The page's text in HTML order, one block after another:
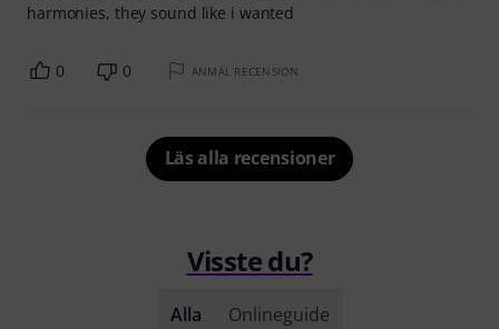
harmonies, they sound like i wanted
0 0 ANMÄL RECENSION
Läs alla recensioner
Visste du?
Alla Onlineguide